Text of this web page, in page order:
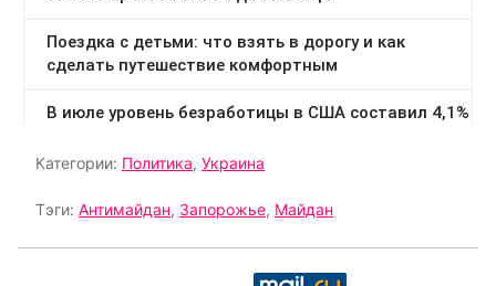
Категории: Политика, Украина
Тэги: Антимайдан, Запорожье, Майдан